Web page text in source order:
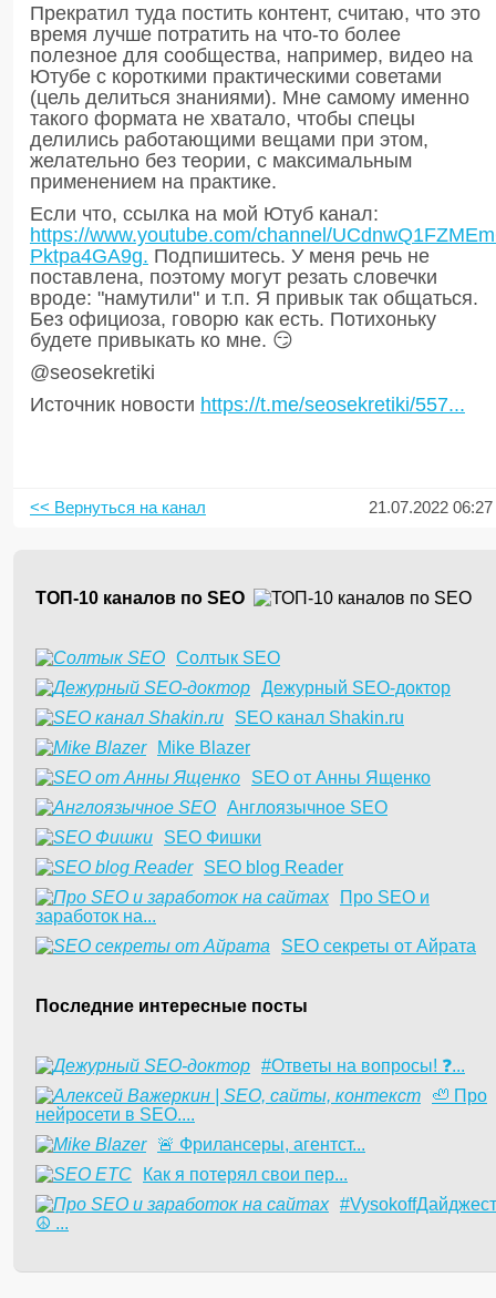
Прекратил туда постить контент, считаю, что это
время лучше потратить на что-то более
полезное для сообщества, например, видео на
Ютубе с короткими практическими советами
(цель делиться знаниями). Мне самому именно
такого формата не хватало, чтобы спецы
делились работающими вещами при этом,
желательно без теории, с максимальным
применением на практике.
Если что, ссылка на мой Ютуб канал:
https://www.youtube.com/channel/
Pktpa4GA9g. Подпишитесь. У меня речь не
поставлена, поэтому могут резать словечки
вроде: "намутили" и т.п. Я привык так общаться.
Без официоза, говорю как есть. Потихоньку
будете привыкать ко мне. 😏
@seosekretiki
Источник новости https://t.me/seosekretiki/557...
<< Вернуться на канал 21.07.2022 06:27
ТОП-10 каналов по SEO
Солтык SEO
Дежурный SEO-доктор
SEO канал Shakin.ru
Mike Blazer
SEO от Анны Ященко
Англоязычное SEO
SEO Фишки
SEO blog Reader
Про SEO и
заработок на...
SEO секреты от Айрата
Последние интересные посты
#Ответы на вопросы! ❓...
🦥 Про
нейросети в SEO....
​🚨 Фрилансеры, агентст...
Как я потерял свои пер...
#VysokoffДайджест
☮️ ...